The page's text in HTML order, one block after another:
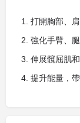
1. 打開胸部、
2. 強化手臂、
3. 伸展髖屈肌和
4. 提升能量，